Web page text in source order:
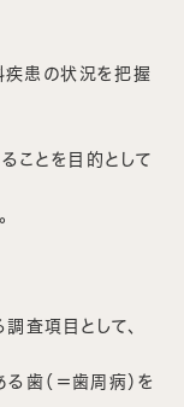
疾患の状況を把握
ことを目的として
査項目として、
歯（＝歯周病）を